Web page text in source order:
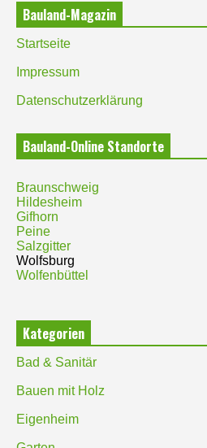
Bauland-Magazin
Startseite
Impressum
Datenschutzerklärung
Bauland-Online Standorte
Braunschweig
Hildesheim
Gifhorn
Peine
Salzgitter
Wolfsburg
Wolfenbüttel
Kategorien
Bad & Sanitär
Bauen mit Holz
Eigenheim